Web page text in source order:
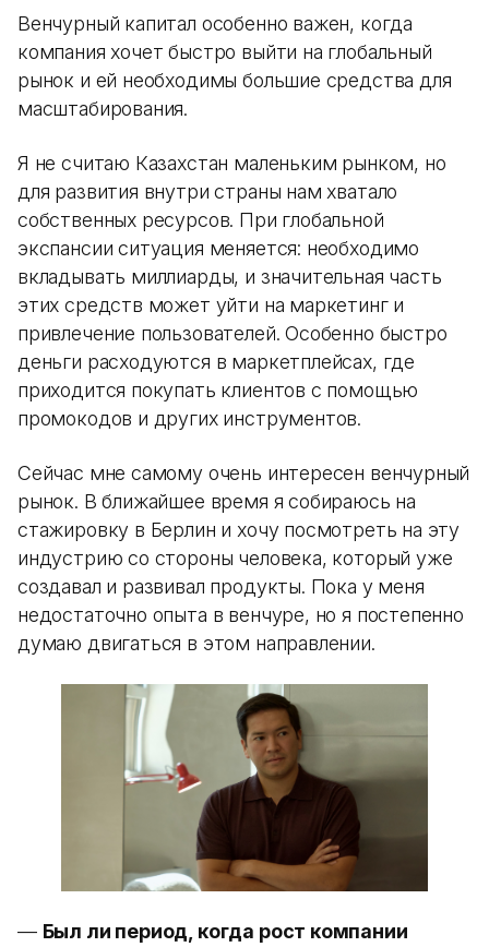
Венчурный капитал особенно важен, когда
компания хочет быстро выйти на глобальный
рынок и ей необходимы большие средства для
масштабирования.
Я не считаю Казахстан маленьким рынком, но
для развития внутри страны нам хватало
собственных ресурсов. При глобальной
экспансии ситуация меняется: необходимо
вкладывать миллиарды, и значительная часть
этих средств может уйти на маркетинг и
привлечение пользователей. Особенно быстро
деньги расходуются в маркетплейсах, где
приходится покупать клиентов с помощью
промокодов и других инструментов.
Сейчас мне самому очень интересен венчурный
рынок. В ближайшее время я собираюсь на
стажировку в Берлин и хочу посмотреть на эту
индустрию со стороны человека, который уже
создавал и развивал продукты. Пока у меня
недостаточно опыта в венчуре, но я постепенно
думаю двигаться в этом направлении.
— Был ли период, когда рост компании